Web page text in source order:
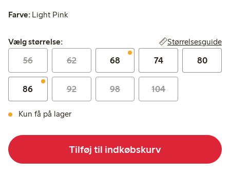
Farve: Light Pink
Vælg størrelse:
Vælg størrelse: Størrelsesguide
56 62 68 74 80
86 92 98 104
Kun få på lager
Tilføj til indkøbskurv